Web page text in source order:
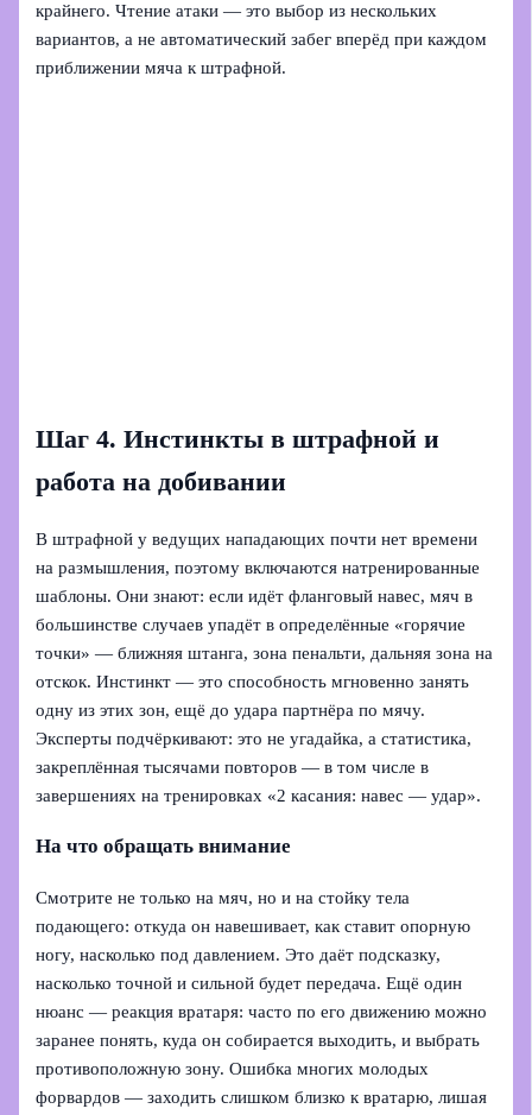
крайнего. Чтение атаки — это выбор из нескольких
вариантов, а не автоматический забег вперёд при каждом
приближении мяча к штрафной.
Шаг 4. Инстинкты в штрафной и
работа на добивании
В штрафной у ведущих нападающих почти нет времени
на размышления, поэтому включаются натренированные
шаблоны. Они знают: если идёт фланговый навес, мяч в
большинстве случаев упадёт в определённые «горячие
точки» — ближняя штанга, зона пенальти, дальняя зона на
отскок. Инстинкт — это способность мгновенно занять
одну из этих зон, ещё до удара партнёра по мячу.
Эксперты подчёркивают: это не угадайка, а статистика,
закреплённая тысячами повторов — в том числе в
завершениях на тренировках «2 касания: навес — удар».
На что обращать внимание
Смотрите не только на мяч, но и на стойку тела
подающего: откуда он навешивает, как ставит опорную
ногу, насколько под давлением. Это даёт подсказку,
насколько точной и сильной будет передача. Ещё один
нюанс — реакция вратаря: часто по его движению можно
заранее понять, куда он собирается выходить, и выбрать
противоположную зону. Ошибка многих молодых
форвардов — заходить слишком близко к вратарю, лишая